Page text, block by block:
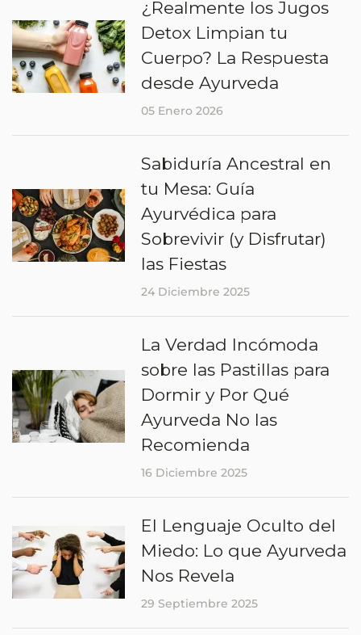
¿Realmente los Jugos
Detox Limpian tu
Cuerpo? La Respuesta
desde Ayurveda
05 Enero 2026
Sabiduría Ancestral en
tu Mesa: Guía
Ayurvédica para
Sobrevivir (y Disfrutar)
las Fiestas
24 Diciembre 2025
La Verdad Incómoda
sobre las Pastillas para
Dormir y Por Qué
Ayurveda No las
Recomienda
16 Diciembre 2025
El Lenguaje Oculto del
Miedo: Lo que Ayurveda
Nos Revela
29 Septiembre 2025